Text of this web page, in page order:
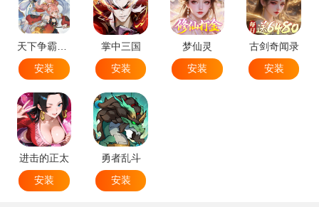
天下争霸三国志
安装
掌中三国
安装
梦仙灵
安装
古剑奇闻录
安装
进击的正太
安装
勇者乱斗
安装